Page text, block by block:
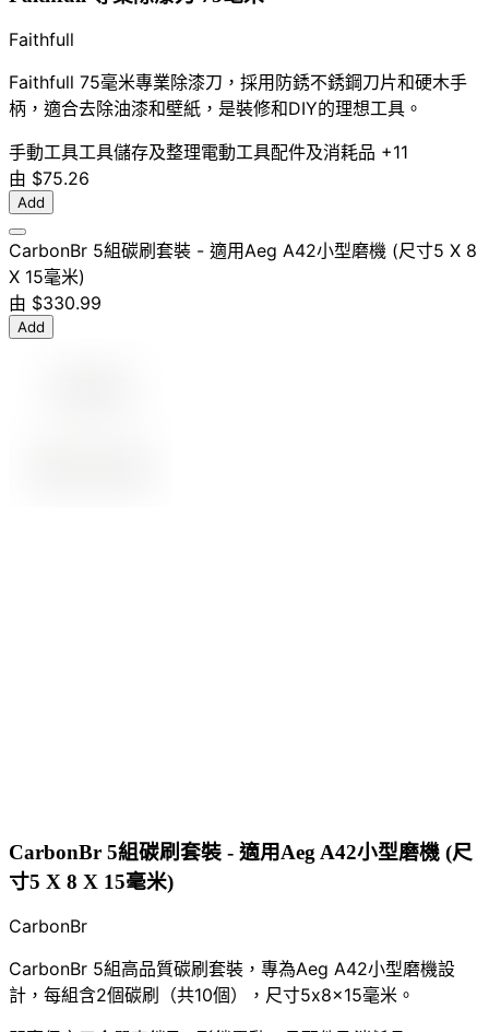
Faithfull
Faithfull 75毫米專業除漆刀，採用防銹不銹鋼刀片和硬木手
柄，適合去除油漆和壁紙，是裝修和DIY的理想工具。
手動工具工具儲存及整理電動工具配件及消耗品 +11
由 $75.26
Add
CarbonBr 5組碳刷套裝 - 適用Aeg A42小型磨機 (尺寸5 X 8
X 15毫米)
由 $330.99
Add
CarbonBr 5組碳刷套裝 - 適用Aeg A42小型磨機 (尺
寸5 X 8 X 15毫米)
CarbonBr
CarbonBr 5組高品質碳刷套裝，專為Aeg A42小型磨機設
計，每組含2個碳刷（共10個），尺寸5x8x15毫米。